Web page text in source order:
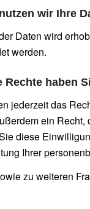
wir Ihre
Daten wird
werden.
Rechte haben
jederzeit das
ein
diese
Ihrer
zu weiteren